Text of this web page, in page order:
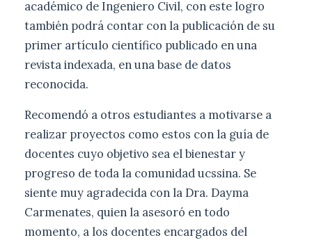
académico de Ingeniero Civil, con este logro
también podrá contar con la publicación de su
primer artículo científico publicado en una
revista indexada, en una base de datos
reconocida.
Recomendó a otros estudiantes a motivarse a
realizar proyectos como estos con la guía de
docentes cuyo objetivo sea el bienestar y
progreso de toda la comunidad ucssina. Se
siente muy agradecida con la Dra. Dayma
Carmenates, quien la asesoró en todo
momento, a los docentes encargados del